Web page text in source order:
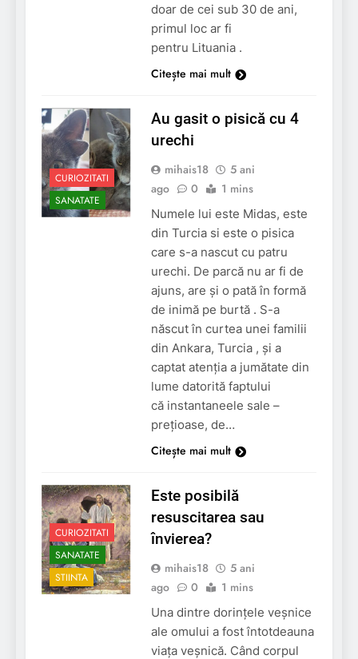
doar de cei sub 30 de ani,
primul loc ar fi
pentru Lituania .
Citește mai mult
CURIOZITATI
SANATATE
Au gasit o pisică cu 4
urechi
mihais18
5 ani
ago
0 1 mins
Numele lui este Midas, este
din Turcia si este o pisica
care s-a nascut cu patru
urechi. De parcă nu ar fi de
ajuns, are și o pată în formă
de inimă pe burtă . S-a
născut în curtea unei familii
din Ankara, Turcia , și a
captat atenția a jumătate din
lume datorită faptului
că instantaneele sale –
prețioase, de…
Citește mai mult
CURIOZITATI
SANATATE
STIINTA
Este posibilă
resuscitarea sau
învierea?
mihais18
5 ani
ago
0 1 mins
Una dintre dorințele veșnice
ale omului a fost întotdeauna
viața veșnică. Când corpul